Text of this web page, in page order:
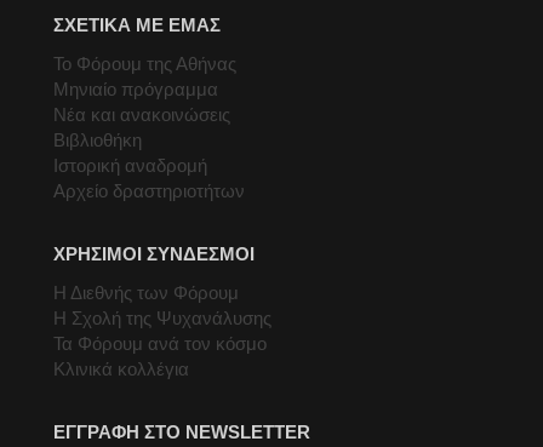
ΣΧΕΤΙΚΑ ΜΕ ΕΜΑΣ
Το Φόρουμ της Αθήνας
Μηνιαίο πρόγραμμα
Νέα και ανακοινώσεις
Βιβλιοθήκη
Ιστορική αναδρομή
Αρχείο δραστηριοτήτων
ΧΡΗΣΙΜΟΙ ΣΥΝΔΕΣΜΟΙ
Η Διεθνής των Φόρουμ
Η Σχολή της Ψυχανάλυσης
Τα Φόρουμ ανά τον κόσμο
Κλινικά κολλέγια
ΕΓΓΡΑΦΗ ΣΤΟ NEWSLETTER